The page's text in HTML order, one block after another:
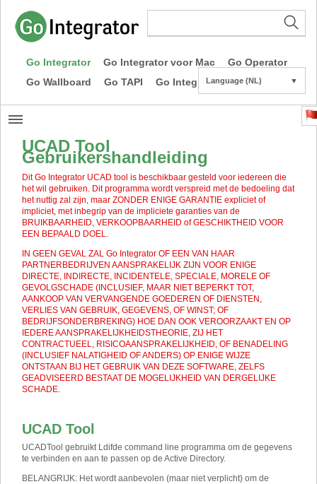
Go Integrator Go Integrator voor Mac
Go Operator
Go Wallboard
Go TAPI Go Integrator CE
Language (NL) ▼
UCAD Tool
Gebruikershandleiding
Dit Go Integrator UCAD tool is beschikbaar gesteld voor iedereen die
het wil gebruiken. Dit programma wordt verspreid met de bedoeling dat
het nuttig zal zijn, maar ZONDER ENIGE GARANTIE expliciet of
impliciet, met inbegrip van de impliciete garanties van de
BRUIKBAARHEID, VERKOOPBAARHEID of GESCHIKTHEID VOOR
EEN BEPAALD DOEL.
IN GEEN GEVAL ZAL Go Integrator OF EEN VAN HAAR
PARTNERBEDRIJVEN AANSPRAKELIJK ZIJN VOOR ENIGE
DIRECTE, INDIRECTE, INCIDENTELE, SPECIALE, MORELE OF
GEVOLGSCHADE (INCLUSIEF, MAAR NIET BEPERKT TOT,
AANKOOP VAN VERVANGENDE GOEDEREN OF DIENSTEN,
VERLIES VAN GEBRUIK, GEGEVENS, OF WINST; OF
BEDRIJFSONDERBREKING) HOE DAN OOK VEROORZAAKT EN OP
IEDERE AANSPRAKELIJKHEIDSTHEORIE, ZIJ HET
CONTRACTUEEL, RISICOAANSPRAKELIJKHEID, OF BENADELING
(INCLUSIEF NALATIGHEID OF ANDERS) OP ENIGE WIJZE
ONTSTAAN BIJ HET GEBRUIK VAN DEZE SOFTWARE, ZELFS
GEADVISEERD BESTAAT DE MOGELIJKHEID VAN DERGELIJKE
SCHADE.
UCAD Tool
UCADTool gebruikt Ldifde command line programma om de gegevens
te verbinden en aan te passen op de Active Directory.
BELANGRIJK: Het wordt aanbevolen (maar niet verplicht) om de